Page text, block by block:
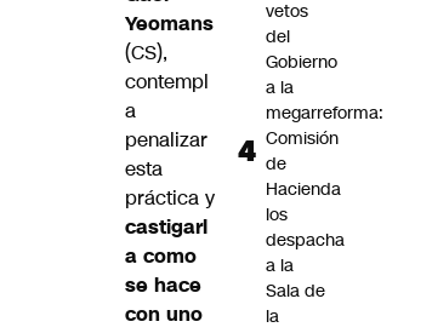
Yeomans
(CS),
contempl
a
penalizar
esta
práctica y
castigarl
a como
se hace
con uno
vetos
del
Gobierno
a la
megarreforma:
Comisión
de
Hacienda
los
despacha
a la
Sala de
la